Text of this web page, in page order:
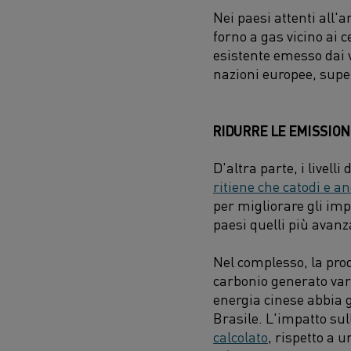
Nei paesi attenti
forno a gas vicino ai
esistente emesso
nazioni europee,
RIDURRE LE
D'altra parte, i livelli
ritiene che catodi e
per migliorare gli
paesi quelli più
Nel complesso, la
carbonio generato
energia cinese abbia
Brasile. L'impatto
calcolato, rispetto a